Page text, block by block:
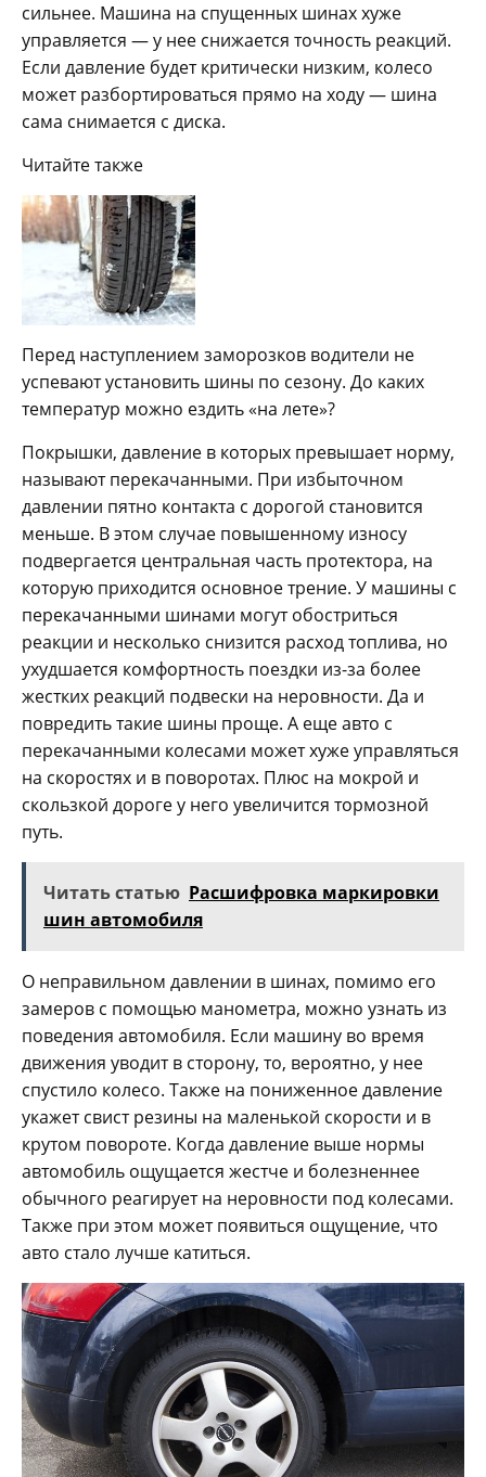
сильнее. Машина на спущенных шинах хуже
управляется — у нее снижается точность реакций.
Если давление будет критически низким, колесо
может разбортироваться прямо на ходу — шина
сама снимается с диска.
Читайте также
Перед наступлением заморозков водители не
успевают установить шины по сезону. До каких
температур можно ездить «на лете»?
Покрышки, давление в которых превышает норму,
называют перекачанными. При избыточном
давлении пятно контакта с дорогой становится
меньше. В этом случае повышенному износу
подвергается центральная часть протектора, на
которую приходится основное трение. У машины с
перекачанными шинами могут обостриться
реакции и несколько снизится расход топлива, но
ухудшается комфортность поездки из-за более
жестких реакций подвески на неровности. Да и
повредить такие шины проще. А еще авто с
перекачанными колесами может хуже управляться
на скоростях и в поворотах. Плюс на мокрой и
скользкой дороге у него увеличится тормозной
путь.
Читать статью Расшифровка маркировки
шин автомобиля
О неправильном давлении в шинах, помимо его
замеров с помощью манометра, можно узнать из
поведения автомобиля. Если машину во время
движения уводит в сторону, то, вероятно, у нее
спустило колесо. Также на пониженное давление
укажет свист резины на маленькой скорости и в
крутом повороте. Когда давление выше нормы
автомобиль ощущается жестче и болезненнее
обычного реагирует на неровности под колесами.
Также при этом может появиться ощущение, что
авто стало лучше катиться.